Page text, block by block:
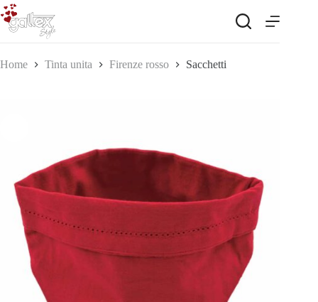
Salta
al
contenuto
Home Tinta unita Firenze rosso Sacchetti